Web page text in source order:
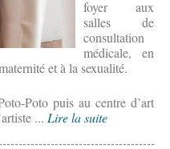
foyer aux
salles de
consultation
médicale, en
et à la sexualité.
Poto puis au centre d’art
... Lire la suite